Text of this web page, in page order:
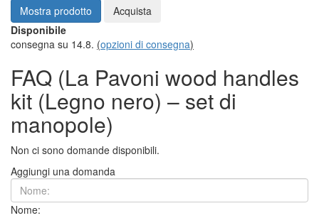
Mostra prodotto
Acquista
Disponibile
consegna su 14.8. (opzioni di consegna)
FAQ (La Pavoni wood handles
kit (Legno nero) – set di
manopole)
Non ci sono domande disponibili.
Aggiungi una domanda
Nome: